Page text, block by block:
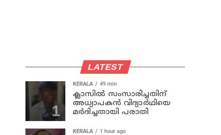
LATEST
KERALA 49 min
ക്ലാസില്‍ സംസാരിച്ചതിന്
അധ്യാപകന്‍ വിദ്യാര്‍ഥിയെ
മര്‍ദിച്ചതായി പരാതി
KERALA 1 hour ago